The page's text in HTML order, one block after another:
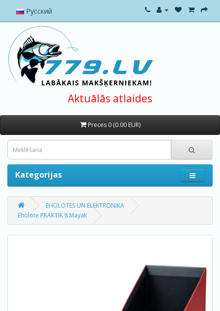
Русский
Aktuālās atlaides
Preces 0 (0.00 EUR)
Kategorijas
EHOLOTES UN ELEKTRONIKA
Eholote PRAKTIK 8 Mayak